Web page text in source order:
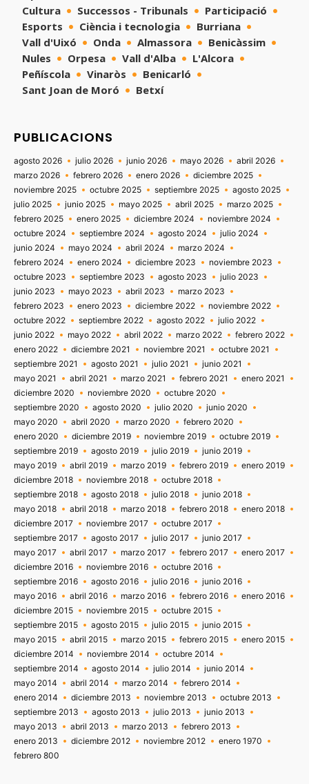
Cultura
Successos - Tribunals
Participació
Esports
Ciència i tecnologia
Burriana
Vall d'Uixó
Onda Almassora
Benicàssim
Nules
Orpesa Vall d'Alba
L'Alcora
Peñíscola
Vinaròs
Benicarló
Sant Joan de Moró
Betxí
PUBLICACIONS
agosto 2026 julio 2026 junio 2026 mayo 2026
abril 2026
marzo 2026
febrero 2026 enero 2026
diciembre 2025
noviembre 2025
octubre 2025 septiembre 2025
agosto 2025
julio 2025
junio 2025 mayo 2025 abril 2025
marzo 2025
febrero 2025
enero 2025 diciembre 2024
noviembre 2024
octubre 2024
septiembre 2024 agosto 2024
julio 2024
junio 2024
mayo 2024 abril 2024
marzo 2024
febrero 2024
enero 2024 diciembre 2023
noviembre 2023
octubre 2023
septiembre 2023 agosto 2023
julio 2023
junio 2023
mayo 2023 abril 2023
marzo 2023
febrero 2023
enero 2023 diciembre 2022
noviembre 2022
octubre 2022
septiembre 2022 agosto 2022
julio 2022
junio 2022
mayo 2022 abril 2022 marzo 2022
febrero 2022
enero 2022
diciembre 2021 noviembre 2021
octubre 2021
septiembre 2021
agosto 2021 julio 2021
junio 2021
mayo 2021
abril 2021 marzo 2021 febrero 2021
enero 2021
diciembre 2020
noviembre 2020
octubre 2020
septiembre 2020
agosto 2020 julio 2020
junio 2020
mayo 2020
abril 2020 marzo 2020
febrero 2020
enero 2020
diciembre 2019 noviembre 2019
octubre 2019
septiembre 2019
agosto 2019 julio 2019
junio 2019
mayo 2019
abril 2019 marzo 2019 febrero 2019
enero 2019
diciembre 2018
noviembre 2018
octubre 2018
septiembre 2018
agosto 2018 julio 2018
junio 2018
mayo 2018
abril 2018 marzo 2018 febrero 2018
enero 2018
diciembre 2017
noviembre 2017
octubre 2017
septiembre 2017
agosto 2017 julio 2017
junio 2017
mayo 2017
abril 2017 marzo 2017 febrero 2017
enero 2017
diciembre 2016
noviembre 2016
octubre 2016
septiembre 2016
agosto 2016 julio 2016
junio 2016
mayo 2016
abril 2016 marzo 2016 febrero 2016
enero 2016
diciembre 2015
noviembre 2015
octubre 2015
septiembre 2015
agosto 2015 julio 2015
junio 2015
mayo 2015
abril 2015 marzo 2015 febrero 2015
enero 2015
diciembre 2014
noviembre 2014
octubre 2014
septiembre 2014
agosto 2014 julio 2014
junio 2014
mayo 2014
abril 2014 marzo 2014
febrero 2014
enero 2014
diciembre 2013 noviembre 2013
octubre 2013
septiembre 2013
agosto 2013 julio 2013
junio 2013
mayo 2013
abril 2013 marzo 2013
febrero 2013
enero 2013
diciembre 2012 noviembre 2012
enero 1970
febrero 800